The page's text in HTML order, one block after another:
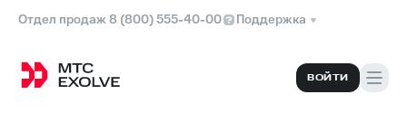
Отдел продаж 8 (800) 555-40-00 Поддержка
ВОЙТИ